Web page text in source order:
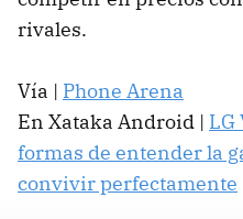
rivales.
Vía | Phone Arena
En Xataka Android | LG
formas de entender la
convivir perfectamente